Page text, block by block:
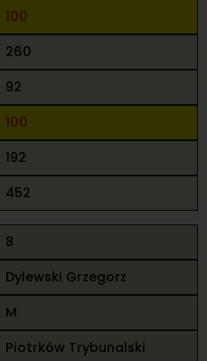
100
260
92
100
192
452
8
Dylewski Grzegorz
M
Piotrków Trybunalski